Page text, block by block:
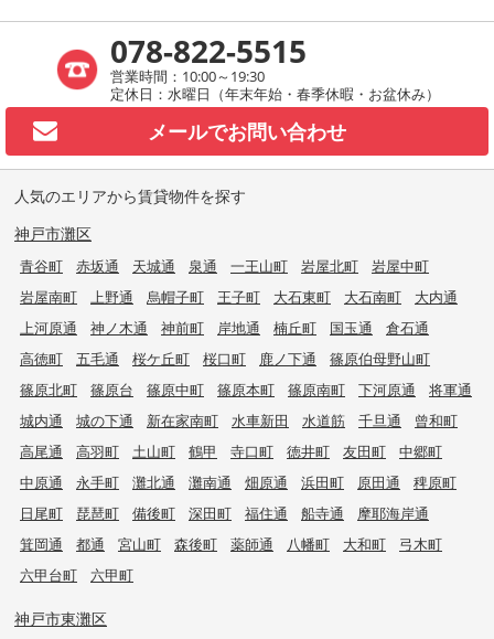
078-822-5515
営業時間：10:00～19:30
定休日：水曜日（年末年始・春季休暇・お盆休み）
メールでお問い合わせ
人気のエリアから賃貸物件を探す
神戸市灘区
青谷町 赤坂通 天城通 泉通 一王山町 岩屋北町
岩屋中町
岩屋南町
上野通 烏帽子町 王子町 大石東町 大石南町
大内通
上河原通
神ノ木通 神前町 岸地通 楠丘町 国玉通
倉石通
高徳町
五毛通 桜ケ丘町 桜口町 鹿ノ下通
篠原伯母野山町
篠原北町
篠原台 篠原中町 篠原本町 篠原南町 下河原通
将軍通
城内通
城の下通 新在家南町 水車新田 水道筋 千旦通
曾和町
高尾通
高羽町 土山町 鶴甲 寺口町 徳井町 友田町
中郷町
中原通
永手町 灘北通 灘南通 畑原通 浜田町 原田通
稗原町
日尾町
琵琶町 備後町 深田町 福住通 船寺通
摩耶海岸通
箕岡通
都通 宮山町 森後町 薬師通 八幡町 大和町
弓木町
六甲台町
六甲町
神戸市東灘区